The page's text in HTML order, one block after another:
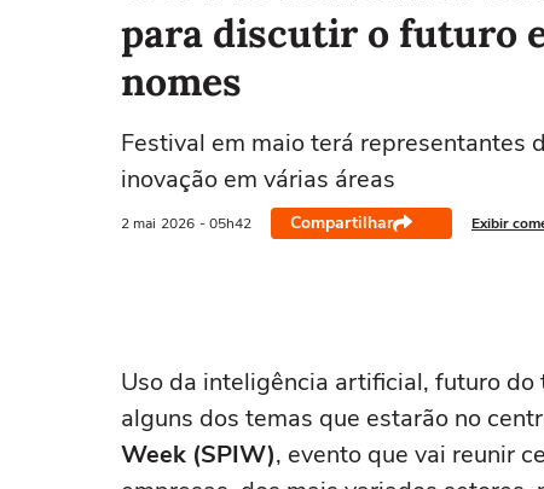
para discutir o futuro
nomes
Festival em maio terá representantes
inovação em várias áreas
2 mai 2026 - 05h42 Compartilhar Exibir
Uso da inteligência artificial, futuro
alguns dos temas que estarão no
Week (SPIW), evento que vai reunir